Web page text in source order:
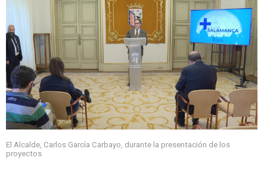
El Alcalde, Carlos García Carbayo, durante la presentación de los
proyectos